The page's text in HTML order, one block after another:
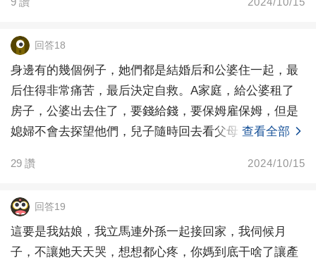
回答18
身邊有的幾個例子，她們都是結婚后和公婆住一起，最
后住得非常痛苦，最后決定自救。A家庭，給公婆租了
房子，公婆出去住了，要錢給錢，要保姆雇保姆，但是
媳婦不會去探望他們，兒子隨時回去看父母，媳婦不干
查看全部
29 讚 2024/10/15
回答19
這要是我姑娘，我立馬連外孫一起接回家，我伺候月
子，不讓她天天哭，想想都心疼，你媽到底干啥了讓產